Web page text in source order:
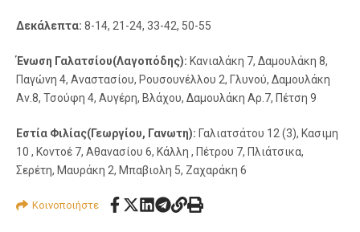
Δεκάλεπτα: 8-14, 21-24, 33-42, 50-55
Ένωση Γαλατσίου(Λαγοπόδης): Κανιαλάκη 7, Δαμουλάκη 8,
Παγώνη 4, Αναστασίου, Ρουσουνέλλου 2, Γλυνού, Δαμουλάκη
Αν.8, Τσούφη 4, Αυγέρη, Βλάχου, Δαμουλάκη Αρ.7, Πέτση 9
Εστία Φιλίας(Γεωργίου, Γανωτη): Γαλιατσάτου 12 (3), Κασιμη
10 , Κοντοέ 7, Αθανασίου 6, Κάλλη , Πέτρου 7, Πλιάτσικα,
Σερέτη, Μαυράκη 2, Μπαβιολη 5, Ζαχαράκη 6
Κοινοποιήστε